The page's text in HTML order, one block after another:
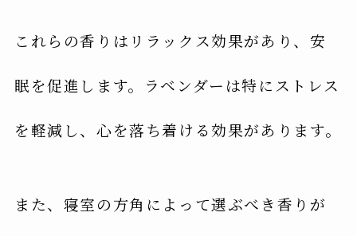
これらの香りはリラックス効果があり、安
眠を促進します。ラベンダーは特にストレス
を軽減し、心を落ち着ける効果があります。
また、寝室の方角によって選ぶべき香りが